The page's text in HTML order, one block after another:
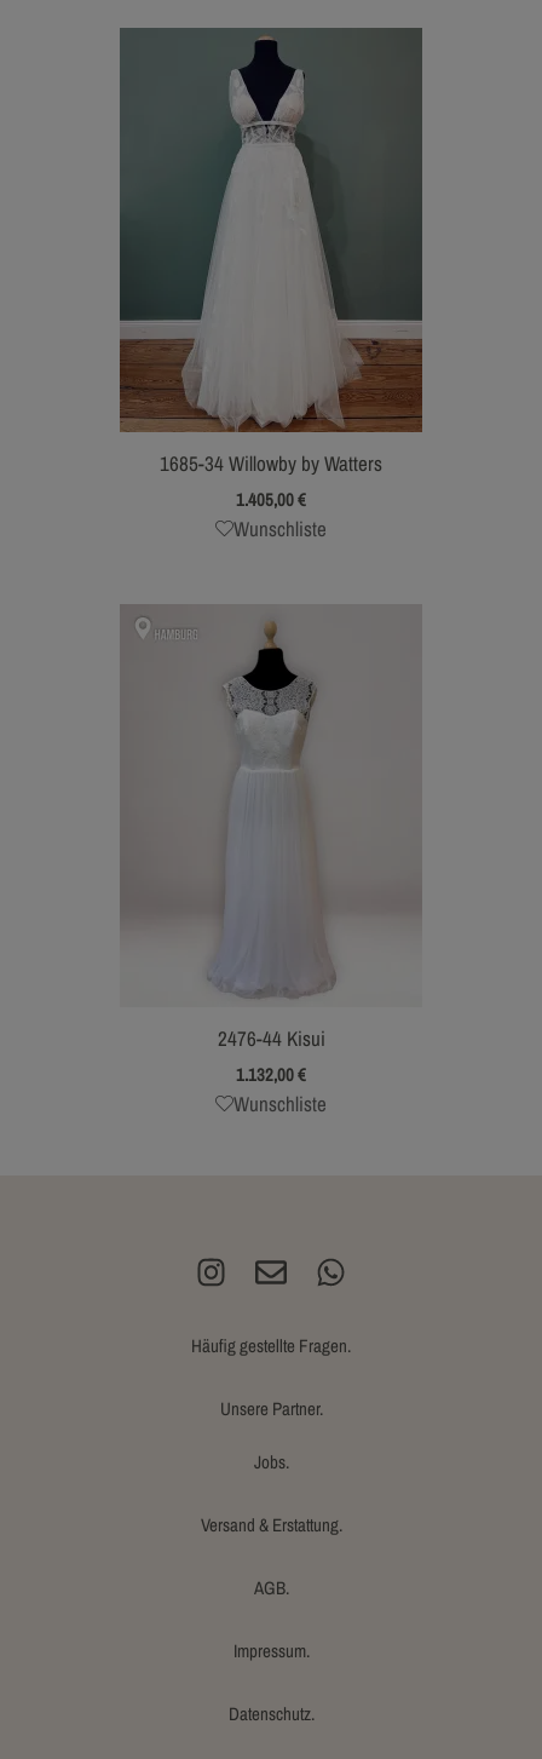
1685-34 Willowby by Watters
1.405,00€
Wunschliste
2476-44 Kisui
1.132,00€
Wunschliste
Häufig gestellte Fragen.
Unsere Partner.
Jobs.
Versand & Erstattung.
AGB.
Impressum.
Datenschutz.